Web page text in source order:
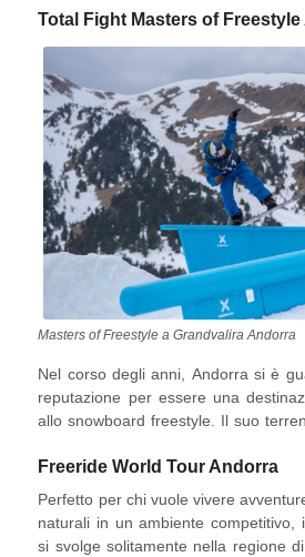
porzione delle deliziose “Escudellas
combattendo il freddo intenso
tradizione che riscalda il cuore.
Total Fight Masters of
Masters of Freestyle a Grandvalira Andorra
Nel corso degli anni, Andorra si è
reputazione per essere una
allo snowboard freestyle. Il suo
la loro creatività in competizioni
of Freestyle nello Snow Park di El
Freeride World Tour Andorra
Perfetto per chi vuole vivere
naturali in un ambiente competitivo,
si svolge solitamente nella regione